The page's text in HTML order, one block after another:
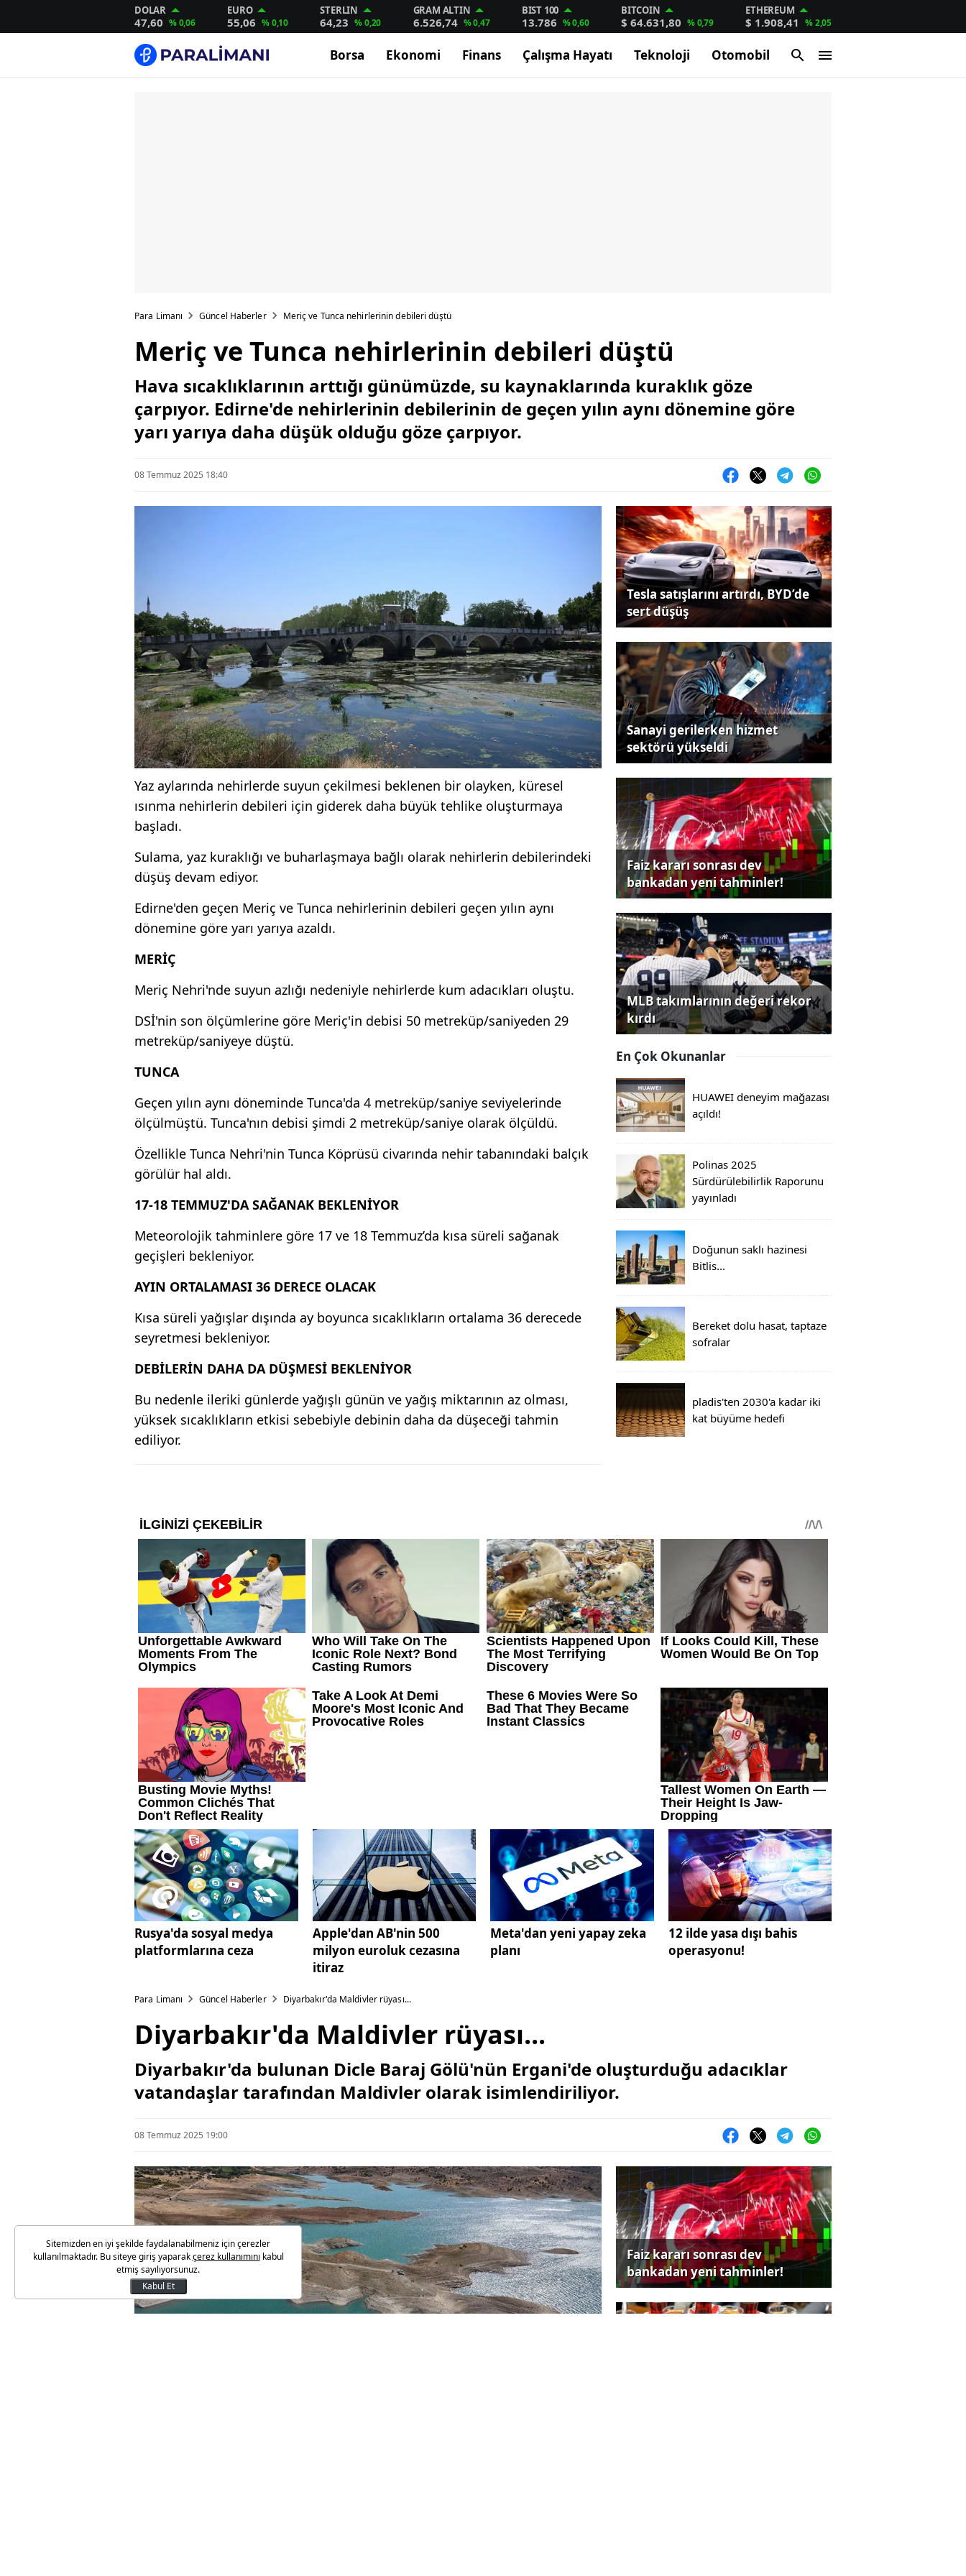
DOLAR
47,60 % 0,06
EURO
55,06 % 0,10
STERLIN
64,23 % 0,20
GRAM ALTIN
6.526,74 % 0,47
BIST 100
13.786 % 0,60
BITCOIN
$ 64.631,80 % 0,79
ETHEREUM
$ 1.908,41 % 2,05
Borsa Ekonomi Finans Çalışma Hayatı Teknoloji Otomobil
Para Limanı Güncel Haberler Meriç ve Tunca nehirlerinin debileri düştü
Meriç ve Tunca nehirlerinin debileri düştü
Hava sıcaklıklarının arttığı günümüzde, su kaynaklarında kuraklık göze
çarpıyor. Edirne'de nehirlerinin debilerinin de geçen yılın aynı dönemine göre
yarı yarıya daha düşük olduğu göze çarpıyor.
08 Temmuz 2025 18:40
Yaz aylarında nehirlerde suyun çekilmesi beklenen bir olayken, küresel
ısınma nehirlerin debileri için giderek daha büyük tehlike oluşturmaya
başladı.
Sulama, yaz kuraklığı ve buharlaşmaya bağlı olarak nehirlerin debilerindeki
düşüş devam ediyor.
Edirne'den geçen Meriç ve Tunca nehirlerinin debileri geçen yılın aynı
dönemine göre yarı yarıya azaldı.
MERİÇ
Meriç Nehri'nde suyun azlığı nedeniyle nehirlerde kum adacıkları oluştu.
DSİ'nin son ölçümlerine göre Meriç'in debisi 50 metreküp/saniyeden 29
metreküp/saniyeye düştü.
TUNCA
Geçen yılın aynı döneminde Tunca'da 4 metreküp/saniye seviyelerinde
ölçülmüştü. Tunca'nın debisi şimdi 2 metreküp/saniye olarak ölçüldü.
Özellikle Tunca Nehri'nin Tunca Köprüsü civarında nehir tabanındaki balçık
görülür hal aldı.
17-18 TEMMUZ'DA SAĞANAK BEKLENİYOR
Meteorolojik tahminlere göre 17 ve 18 Temmuz’da kısa süreli sağanak
geçişleri bekleniyor.
AYIN ORTALAMASI 36 DERECE OLACAK
Kısa süreli yağışlar dışında ay boyunca sıcaklıkların ortalama 36 derecede
seyretmesi bekleniyor.
DEBİLERİN DAHA DA DÜŞMESİ BEKLENİYOR
Bu nedenle ileriki günlerde yağışlı günün ve yağış miktarının az olması,
yüksek sıcaklıkların etkisi sebebiyle debinin daha da düşeceği tahmin
ediliyor.
Tesla satışlarını artırdı, BYD’de
sert düşüş
Sanayi gerilerken hizmet
sektörü yükseldi
Faiz kararı sonrası dev
bankadan yeni tahminler!
MLB takımlarının değeri rekor
kırdı
En Çok Okunanlar
HUAWEI deneyim mağazası
açıldı!
Polinas 2025
Sürdürülebilirlik Raporunu
yayınladı
Doğunun saklı hazinesi
Bitlis...
Bereket dolu hasat, taptaze
sofralar
pladis'ten 2030'a kadar iki
kat büyüme hedefi
Rusya'da sosyal medya
platformlarına ceza
Apple'dan AB'nin 500
milyon euroluk cezasına
itiraz
Meta'dan yeni yapay zeka
planı
12 ilde yasa dışı bahis
operasyonu!
Para Limanı Güncel Haberler Diyarbakır'da Maldivler rüyası...
Diyarbakır'da Maldivler rüyası...
Diyarbakır'da bulunan Dicle Baraj Gölü'nün Ergani'de oluşturduğu adacıklar
vatandaşlar tarafından Maldivler olarak isimlendiriliyor.
08 Temmuz 2025 19:00
Faiz kararı sonrası dev
bankadan yeni tahminler!
Sitemizden en iyi şekilde faydalanabilmeniz için çerezler
kullanılmaktadır. Bu siteye giriş yaparakçerez kullanımını kabul
etmiş sayılıyorsunuz.
Kabul Et